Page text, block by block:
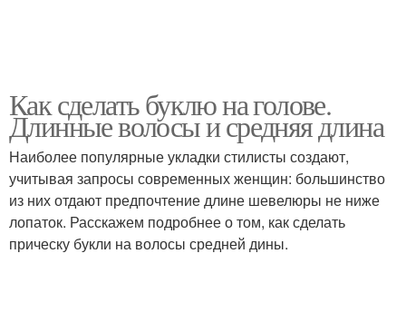
Как сделать буклю на голове.
Длинные волосы и средняя длина
Наиболее популярные укладки стилисты создают,
учитывая запросы современных женщин: большинство
из них отдают предпочтение длине шевелюры не ниже
лопаток. Расскажем подробнее о том, как сделать
прическу букли на волосы средней дины.